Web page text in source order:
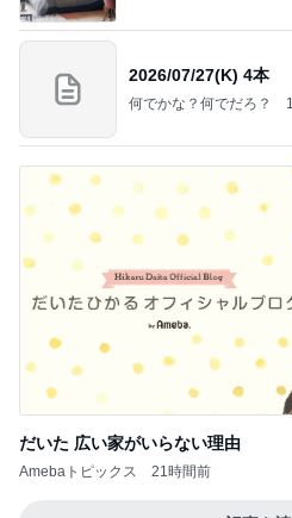
2026/07/27(K) 4本
何でかな？何でだろ？
だいた 広い家がいらない理由
Amebaトピックス 21時間前